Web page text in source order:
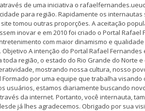
através de uma iniciativa o
para região. Rapidamente os
tomou outras proporções. A aceitação
inovar e em 2010 foi criado o Portal
com maior dinamismo e
A intenção do Portal Rafael Fernandes
toda região, o estado do Rio Grande do Norte
mostrando nossa cultura, nosso
Formado por uma equipe que trabalha
usuários, estamos diariamente buscando
da internet. Portanto, você internauta,
já lhes agradecemos. Obrigado por sua